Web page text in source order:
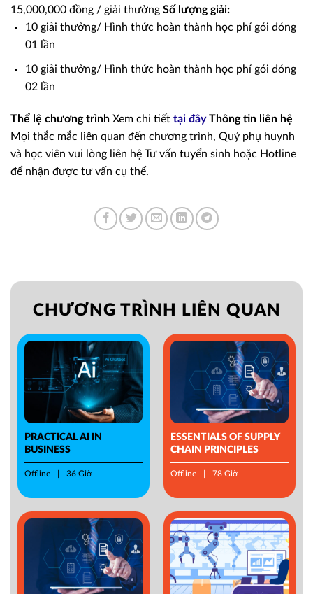
15,000,000 đồng / giải thưởng Số lượng giải:
10 giải thưởng/ Hình thức hoàn thành học phí gói đóng
01 lần
10 giải thưởng/ Hình thức hoàn thành học phí gói đóng
02 lần
Thể lệ chương trình Xem chi tiết tại đây Thông tin liên hệ
Mọi thắc mắc liên quan đến chương trình, Quý phụ huynh
và học viên vui lòng liên hệ Tư vấn tuyển sinh hoặc Hotline
để nhận được tư vấn cụ thể.
CHƯƠNG TRÌNH LIÊN QUAN
PRACTICAL AI IN
BUSINESS
Offline 36 Giờ
ESSENTIALS OF SUPPLY
CHAIN PRINCIPLES
Offline 78 Giờ